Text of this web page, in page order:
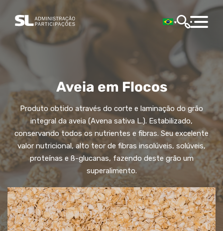
Aveia em Flocos
Produto obtido através do corte e laminação do grão
integral da aveia (Avena sativa L.). Estabilizado,
conservando todos os nutrientes e fibras. Seu excelente
valor nutricional, alto teor de fibras insolúveis, solúveis,
proteínas e ß-glucanas, fazendo deste grão um
superalimento.